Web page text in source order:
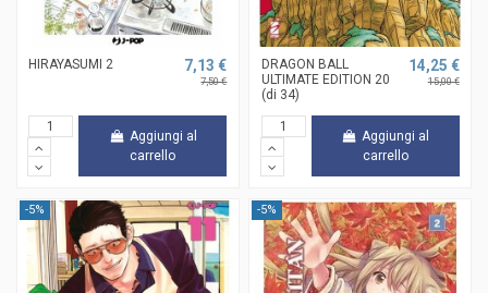
HIRAYASUMI 2 7,13 €
7,50 €
Aggiungi al
carrello
DRAGON BALL
ULTIMATE EDITION 20
(di 34)
14,25 €
15,00 €
Aggiungi al
carrello
-5% -5%